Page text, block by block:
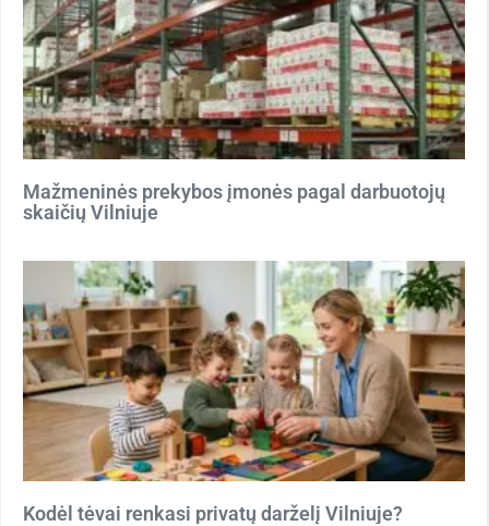
Mažmeninės prekybos įmonės pagal darbuotojų
skaičių Vilniuje
Kodėl tėvai renkasi privatų darželį Vilniuje?